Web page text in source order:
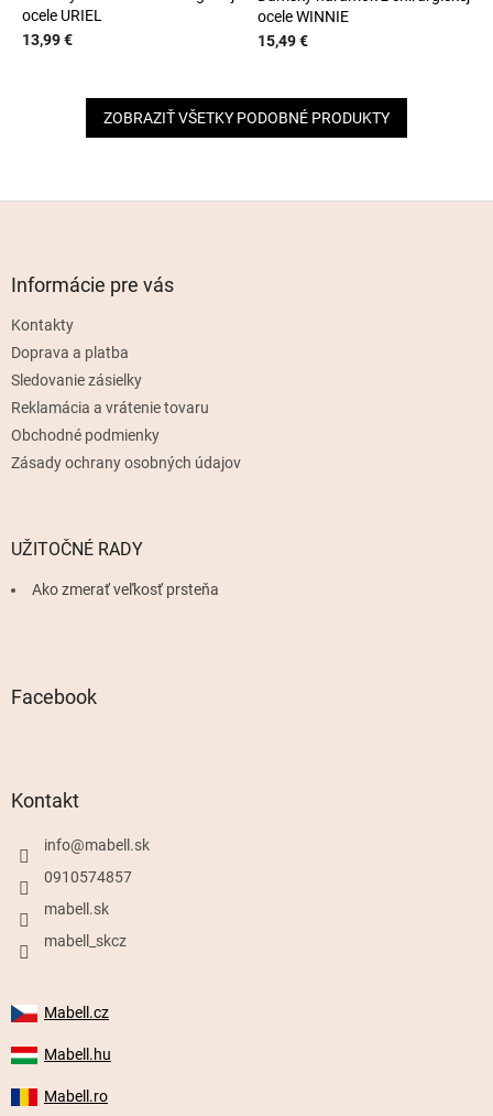
ocele URIEL
13,99 €
ocele WINNIE
15,49 €
ZOBRAZIŤ VŠETKY PODOBNÉ PRODUKTY
Informácie pre vás
Kontakty
Doprava a platba
Sledovanie zásielky
Reklamácia a vrátenie tovaru
Obchodné podmienky
Zásady ochrany osobných údajov
UŽITOČNÉ RADY
Ako zmerať veľkosť prsteňa
Facebook
Kontakt
info@mabell.sk
0910574857
mabell.sk
mabell_skcz
Mabell.cz
Mabell.hu
Mabell.ro